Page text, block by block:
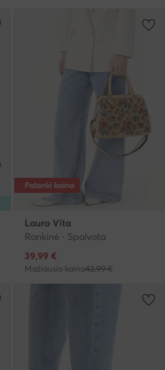
Palanki kaina
Laura Vita
Rankinė · Spalvota
Dabartinė kaina
39,99 €
Mažiausia kaina42,99 €